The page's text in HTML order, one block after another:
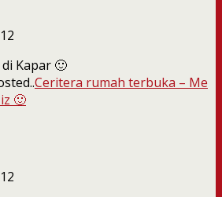
Kapar 🙂
Ceritera rumah terbuka – Me
🙂